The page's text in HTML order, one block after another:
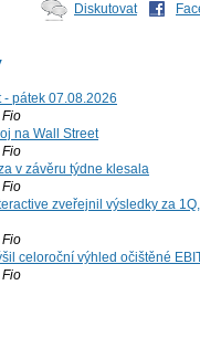
Diskutovat
- pátek 07.08.2026
na Wall Street
v závěru týdne klesala
Fio
zveřejnil výsledky za
Fio
celoroční výhled očištěné
Fio